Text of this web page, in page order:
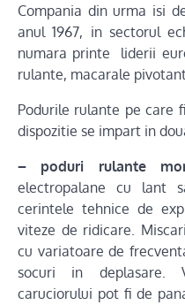
Compania din urma isi
anul 1967, in sectorul
numara printe liderii
rulante, macarale
Podurile rulante pe care
dispozitie se impart in
– poduri rulante
electropalane cu lant
cerintele tehnice de
viteze de ridicare.
cu variatoare de
socuri in deplasare.
caruciorului pot fi de